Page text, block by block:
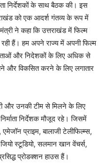
निर्देशकों के साथ बैठक की। इस
को एक आदर्श गंतव्य के रूप में
ने कहा कि उत्तराखंड में फिल्म
हैं। हम अपने राज्य में अपनी फिल्म
और निदेशकों के लिए अधिक से
और विकसित करने के लिए लगातार
और उनकी टीम से मिलने के लिए
निर्देशक मौजूद रहे। जिसमें
प्राइम, बालाजी टेलीफिल्म्स,
स्टूडियो, सलमान खान वेंचर्स,
प्रोडक्शन हाउस हैं।